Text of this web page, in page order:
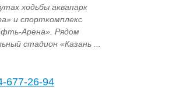
ходьбы аквапарк
и спорткомплекс
Арена». Рядом
стадион «Казань ...
677-26-94